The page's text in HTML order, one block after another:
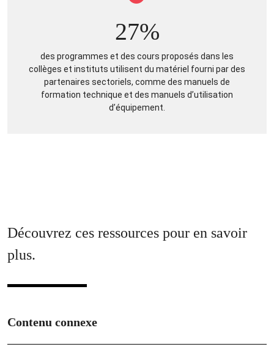
27%
des programmes et des cours proposés dans les
collèges et instituts utilisent du matériel fourni par des
partenaires sectoriels, comme des manuels de
formation technique et des manuels d’utilisation
d’équipement.
Découvrez ces ressources pour en savoir
plus.
Contenu connexe